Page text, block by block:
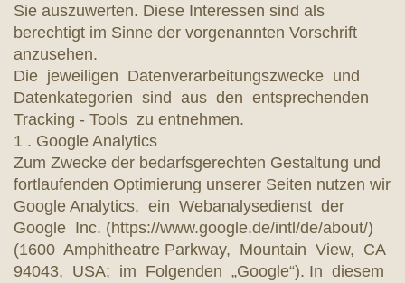
Sie auszuwerten. Diese Interessen sind als
berechtigt im Sinne der vorgenannten Vorschrift
anzusehen.
Die jeweiligen Datenverarbeitungszwecke und
Datenkategorien sind aus den entsprechenden
Tracking - Tools zu entnehmen.
1 . Google Analytics
Zum Zwecke der bedarfsgerechten Gestaltung und
fortlaufenden Optimierung unserer Seiten nutzen wir
Google Analytics, ein Webanalysedienst der
Google Inc. (https://www.google.de/intl/de/about/)
(1600 Amphitheatre Parkway, Mountain View, CA
94043, USA; im Folgenden „Google“). In diesem